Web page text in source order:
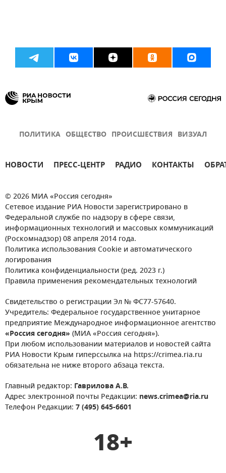
ПОЛИТИКА ОБЩЕСТВО ПРОИСШЕСТВИЯ ВИЗУАЛ
НОВОСТИ ПРЕСС-ЦЕНТР РАДИО КОНТАКТЫ
© 2026 МИА «Россия сегодня»
Сетевое издание РИА Новости зарегистрировано в
Федеральной службе по надзору в сфере связи,
информационных технологий и массовых коммуникаций
(Роскомнадзор) 08 апреля 2014 года.
Политика использования Cookie и автоматического
логирования
Политика конфиденциальности (ред. 2023 г.)
Правила применения рекомендательных технологий
Свидетельство о регистрации Эл № ФС77-57640.
Учредитель: Федеральное государственное унитарное
предприятие Международное информационное агентство
«Россия сегодня» (МИА «Россия сегодня»).
При любом использовании материалов и новостей сайта
РИА Новости Крым гиперссылка на https://crimea.ria.ru
обязательна не ниже второго абзаца текста.
Главный редактор: Гаврилова А.В.
Адрес электронной почты Редакции: news.crimea@ria.ru
Телефон Редакции: 7 (495) 645-6601
18+